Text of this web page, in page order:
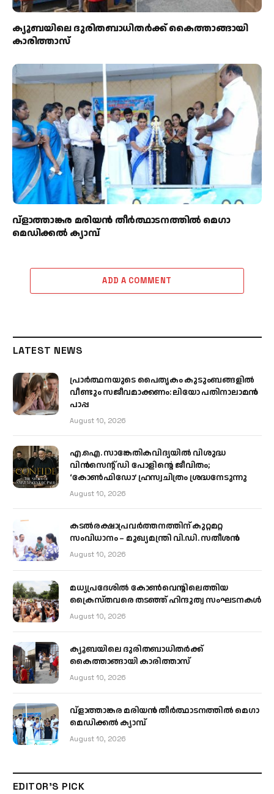
ക്യൂബയിലെ ദുരിതബാധിതർക്ക് കൈത്താങ്ങായി
കാരിത്താസ്
വ്ളാത്താങ്കര മരിയൻ തീർത്ഥാടനത്തിൽ മെഗാ
മെഡിക്കൽ ക്യാമ്പ്
ADD A COMMENT
LATEST NEWS
പ്രാര്‍ത്ഥനയുടെ പൈതൃകം കുടുംബങ്ങളില്‍
വീണ്ടും സജീവമാക്കണം: ലിയോ പതിനാലാമന്‍
പാപ്പ
August 10, 2026
എ.ഐ. സാങ്കേതികവിദ്യയിൽ വിശുദ്ധ
വിൻസെന്റ് ഡി പോളിന്റെ ജീവിതം;
‘കോൺഫിഡോ’ ഹ്രസ്വചിത്രം ശ്രദ്ധനേടുന്നു
August 10, 2026
കടല്‍രക്ഷാപ്രവര്‍ത്തനത്തിന് കുറ്റമറ്റ
സംവിധാനം – മുഖ്യമന്ത്രി വി.ഡി. സതീശന്‍
August 10, 2026
മധ്യപ്രദേശിൽ കോൺവെന്റിലെത്തിയ
ക്രൈസ്തവരെ തടഞ്ഞ് ഹിന്ദുത്വ സംഘടനകൾ
August 10, 2026
ക്യൂബയിലെ ദുരിതബാധിതർക്ക്
കൈത്താങ്ങായി കാരിത്താസ്
August 10, 2026
വ്ളാത്താങ്കര മരിയൻ തീർത്ഥാടനത്തിൽ മെഗാ
മെഡിക്കൽ ക്യാമ്പ്
August 10, 2026
EDITOR'S PICK